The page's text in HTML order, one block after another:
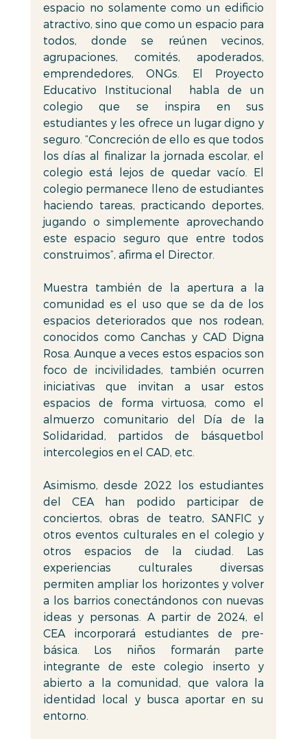
espacio no solamente como un edificio
atractivo, sino que como un espacio para
todos, donde se reúnen vecinos,
agrupaciones, comités, apoderados,
emprendedores, ONGs. El Proyecto
Educativo Institucional  habla de un
colegio que se inspira en sus
estudiantes y les ofrece un lugar digno y
seguro. “Concreción de ello es que todos
los días al finalizar la jornada escolar, el
colegio está lejos de quedar vacío. El
colegio permanece lleno de estudiantes
haciendo tareas, practicando deportes,
jugando o simplemente aprovechando
este espacio seguro que entre todos
construimos”, afirma el Director.
Muestra también de la apertura a la
comunidad es el uso que se da de los
espacios deteriorados que nos rodean,
conocidos como Canchas y CAD Digna
Rosa. Aunque a veces estos espacios son
foco de incivilidades, también ocurren
iniciativas que invitan a usar estos
espacios de forma virtuosa, como el
almuerzo comunitario del Día de la
Solidaridad, partidos de básquetbol
intercolegios en el CAD, etc.
Asimismo, desde 2022 los estudiantes
del CEA han podido participar de
conciertos, obras de teatro, SANFIC y
otros eventos culturales en el colegio y
otros espacios de la ciudad. Las
experiencias culturales diversas
permiten ampliar los horizontes y volver
a los barrios conectándonos con nuevas
ideas y personas. A partir de 2024, el
CEA incorporará estudiantes de pre-
básica. Los niños formarán parte
integrante de este colegio inserto y
abierto a la comunidad, que valora la
identidad local y busca aportar en su
entorno.